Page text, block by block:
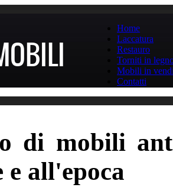
Home
Laccatura
Restauro
Torniti in
Mobili in
Contatti
di mobili
e all'epoca